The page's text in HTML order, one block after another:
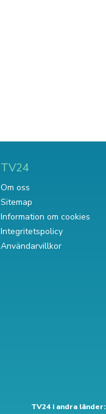
TV24
Om oss
Sitemap
Information om cookies
Integritetspolicy
Användarvillkor
TV24 i andra länder: